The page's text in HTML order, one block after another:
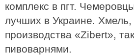
комплекс в пгт.
лучших в Украине.
производства «Zibert»,
пивоварнями.